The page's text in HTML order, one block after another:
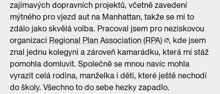
zajímavých dopravních projektů, včetně zavedení
mýtného pro vjezd aut na Manhattan, takže se mi to
zdálo jako skvělá volba. Pracoval jsem pro neziskovou
organizaci Regional Plan Association (RPA)
, kde jsem
znal jednu kolegyni a zároveň kamarádku, která mi stáž
pomohla domluvit. Společně se mnou navíc mohla
vyrazit celá rodina, manželka i děti, které ještě nechodí
do školy. Všechno to do sebe hezky zapadlo.